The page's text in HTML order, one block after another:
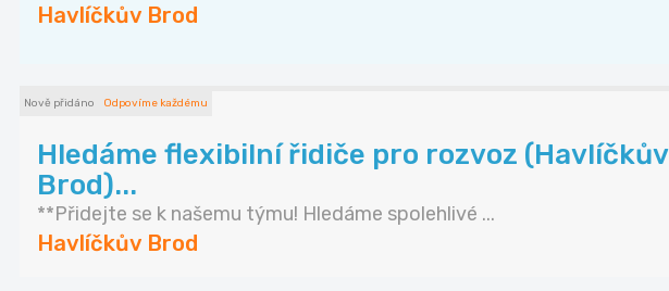
Havlíčkův Brod
Nově přidáno Odpovíme každému
Hledáme flexibilní řidiče pro rozvoz (Havlíčkův
Brod)...
**Přidejte se k našemu týmu! Hledáme spolehlivé ...
Havlíčkův Brod